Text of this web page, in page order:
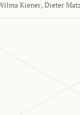
Kiener, Dieter